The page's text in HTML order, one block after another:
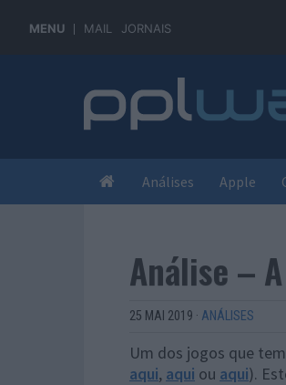
MENU MAIL JORNAIS
Análises Apple
Análise –
25 MAI 2019 · ANÁLISES
Um dos jogos que
aqui, aqui ou aqui).